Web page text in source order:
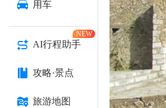
用车
AI行程助手
NEW
攻略·景点
旅游地图